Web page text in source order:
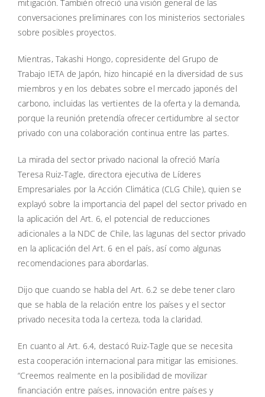
mitigación. También ofreció una visión general de las
conversaciones preliminares con los ministerios sectoriales
sobre posibles proyectos.
Mientras, Takashi Hongo, copresidente del Grupo de
Trabajo IETA de Japón, hizo hincapié en la diversidad de sus
miembros y en los debates sobre el mercado japonés del
carbono, incluidas las vertientes de la oferta y la demanda,
porque la reunión pretendía ofrecer certidumbre al sector
privado con una colaboración continua entre las partes.
La mirada del sector privado nacional la ofreció María
Teresa Ruiz-Tagle, directora ejecutiva de Líderes
Empresariales por la Acción Climática (CLG Chile), quien se
explayó sobre la importancia del papel del sector privado en
la aplicación del Art. 6, el potencial de reducciones
adicionales a la NDC de Chile, las lagunas del sector privado
en la aplicación del Art. 6 en el país, así como algunas
recomendaciones para abordarlas.
Dijo que cuando se habla del Art. 6.2 se debe tener claro
que se habla de la relación entre los países y el sector
privado necesita toda la certeza, toda la claridad.
En cuanto al Art. 6.4, destacó Ruiz-Tagle que se necesita
esta cooperación internacional para mitigar las emisiones.
“Creemos realmente en la posibilidad de movilizar
financiación entre países, innovación entre países y